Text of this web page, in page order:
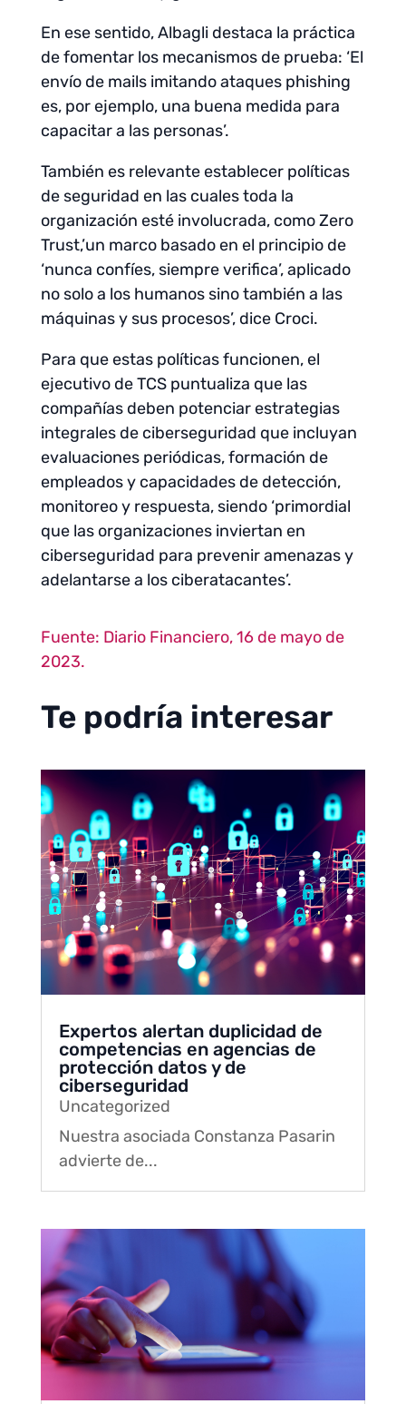
En ese sentido, Albagli destaca la práctica
de fomentar los mecanismos de prueba: ‘El
envío de mails imitando ataques phishing
es, por ejemplo, una buena medida para
capacitar a las personas’.
También es relevante establecer políticas
de seguridad en las cuales toda la
organización esté involucrada, como Zero
Trust,’un marco basado en el principio de
‘nunca confíes, siempre verifica’, aplicado
no solo a los humanos sino también a las
máquinas y sus procesos’, dice Croci.
Para que estas políticas funcionen, el
ejecutivo de TCS puntualiza que las
compañías deben potenciar estrategias
integrales de ciberseguridad que incluyan
evaluaciones periódicas, formación de
empleados y capacidades de detección,
monitoreo y respuesta, siendo ‘primordial
que las organizaciones inviertan en
ciberseguridad para prevenir amenazas y
adelantarse a los ciberatacantes’.
Fuente: Diario Financiero, 16 de mayo de
2023.
Te podría interesar
Expertos alertan duplicidad de
competencias en agencias de
protección datos y de
ciberseguridad
Uncategorized
Nuestra asociada Constanza Pasarin
advierte de...